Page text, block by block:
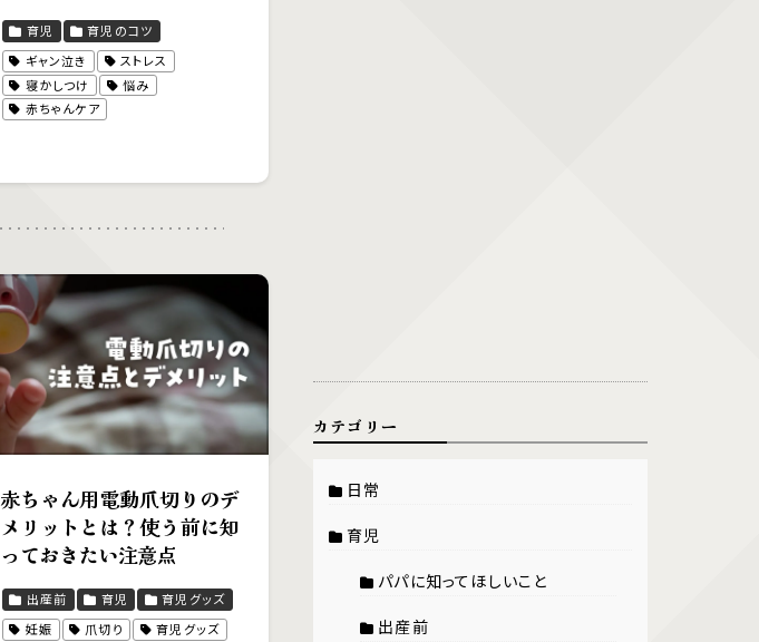
育児
育児のコツ
ギャン泣き
ストレス
寝かしつけ
悩み
赤ちゃんケア
赤ちゃん用電動爪切りのデ
メリットとは？使う前に知
っておきたい注意点
出産前 育児
育児グッズ
妊娠
爪切り
育児グッズ
カテゴリー
日常
育児
パパに知ってほしいこと
出産前